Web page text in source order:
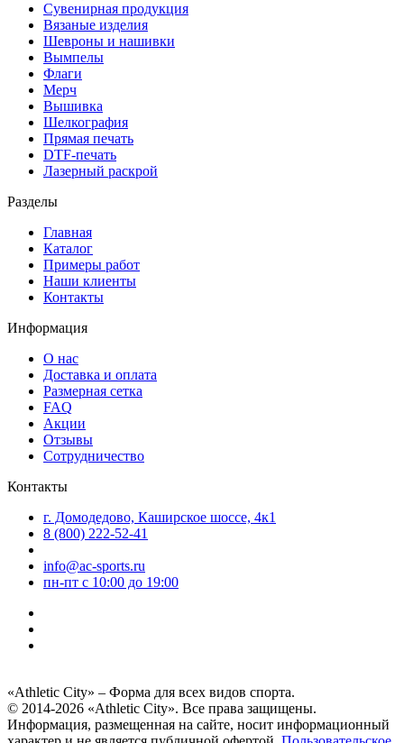
Сувенирная продукция
Вязаные изделия
Шевроны и нашивки
Вымпелы
Флаги
Мерч
Вышивка
Шелкография
Прямая печать
DTF-печать
Лазерный раскрой
Разделы
Главная
Каталог
Примеры работ
Наши клиенты
Контакты
Информация
О нас
Доставка и оплата
Размерная сетка
FAQ
Акции
Отзывы
Сотрудничество
Контакты
г. Домодедово, Каширское шоссе, 4к1
8 (800) 222-52-41
info@ac-sports.ru
пн-пт c 10:00 до 19:00
«Athletic City» – Форма для всех видов спорта.
© 2014-2026 «Athletic City». Все права защищены.
Информация, размещенная на сайте, носит информационный